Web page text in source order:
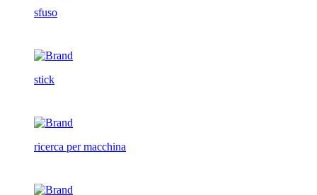
sfuso
stick
ricerca per macchina